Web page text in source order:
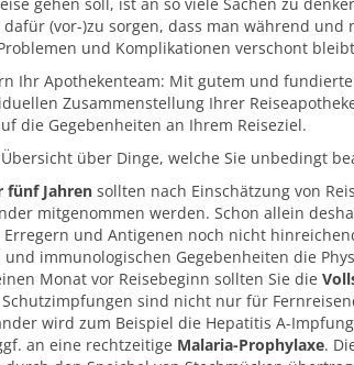
(vor-)zu sorgen, dass man während und
und Komplikationen verschont
Ihr Apothekenteam: Mit gutem und
Zusammenstellung Ihrer
die Gegebenheiten an Ihrem Reiseziel.
über Dinge, welche Sie unbedingt
fünf Jahren sollten nach Einschätzung von
mitgenommen werden. Schon allein
Erregern und Antigenen noch nicht
und immunologischen Gegebenheiten die
Monat vor Reisebeginn sollten Sie die
sind nicht nur für
wird zum Beispiel die Hepatitis A-
an eine rechtzeitige Malaria-Prophylaxe.